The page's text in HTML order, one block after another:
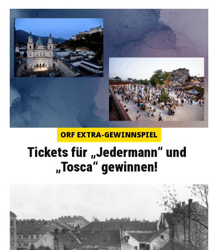
ORF EXTRA-GEWINNSPIEL
Tickets für „Jedermann“ und
„Tosca“ gewinnen!